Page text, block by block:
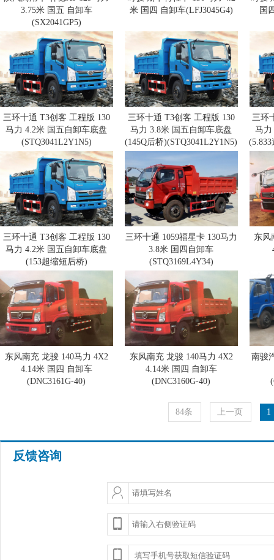
3.75米 国五 自卸车
(SX2041GP5)
米 国四 自卸车(LFJ3045G4)
国
三环十通 T3创客 工程版 130
马力 4.2米 国五自卸车底盘
(STQ3041L2Y1N5)
三环十通 T3创客 工程版 130
马力 3.8米 国五自卸车底盘
(145Q后桥)(STQ3041L2Y1N5)
三环
马力
三环十通 T3创客 工程版 130
马力 4.2米 国五自卸车底盘
(153超缩短后桥)
三环十通 1059福星卡 130马力
3.8米 国四自卸车
(STQ3169L4Y34)
东风
东风南充 龙骏 140马力 4X2
4.14米 国四 自卸车
(DNC3161G-40)
东风南充 龙骏 140马力 4X2
4.14米 国四 自卸车
(DNC3160G-40)
南骏
84条 上一页 1
反馈咨询